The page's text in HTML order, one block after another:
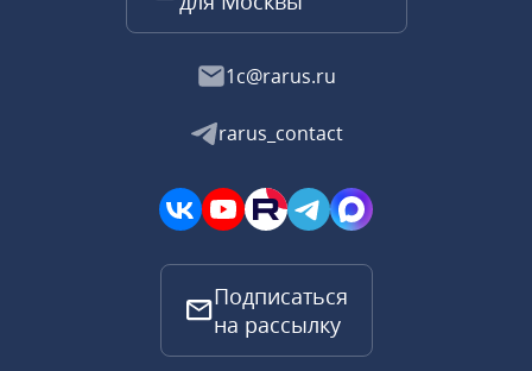
1c@rarus.ru
rarus_contact
Подписаться
на рассылку